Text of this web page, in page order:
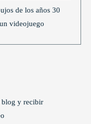
de los años 30
videojuego
blog y recibir